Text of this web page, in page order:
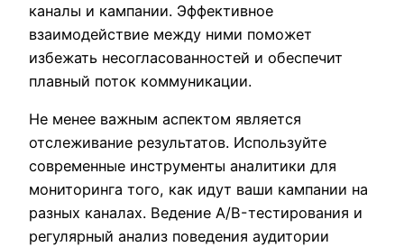
каналы и кампании. Эффективное
взаимодействие между ними поможет
избежать несогласованностей и обеспечит
плавный поток коммуникации.
Не менее важным аспектом является
отслеживание результатов. Используйте
современные инструменты аналитики для
мониторинга того, как идут ваши кампании на
разных каналах. Ведение A/B-тестирования и
регулярный анализ поведения аудитории